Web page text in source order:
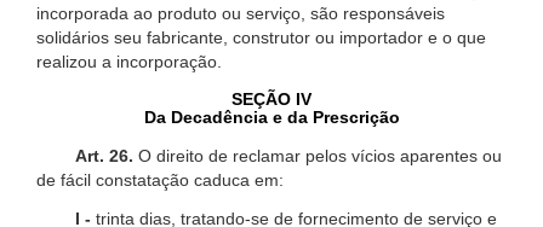
incorporada ao produto ou serviço, são responsáveis
solidários seu fabricante, construtor ou importador e o que
realizou a incorporação.
SEÇÃO IV
Da Decadência e da Prescrição
Art. 26. O direito de reclamar pelos vícios aparentes ou
de fácil constatação caduca em:
I - trinta dias, tratando-se de fornecimento de serviço e